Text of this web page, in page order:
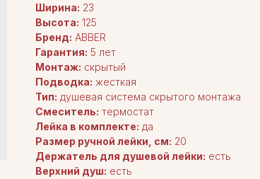
Ширина: 23
Высота: 125
Бренд: ABBER
Гарантия: 5 лет
Монтаж: скрытый
Подводка: жесткая
Тип: душевая система скрытого монтажа
Смеситель: термостат
Лейка в комплекте: да
Размер ручной лейки, см: 20
Держатель для душевой лейки: есть
Верхний душ: есть